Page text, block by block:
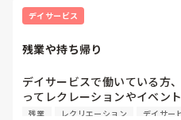
務は外してほしい、そのかわ
いいと思います。
くださいね！
デイサービス
残業や持ち帰り
デイサービスで働いている方
ってレクレーションやイベン
りますか？
残業 レクリエーション デイサー